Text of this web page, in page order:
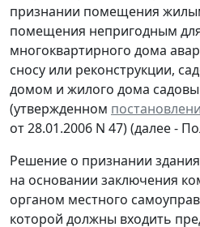
признании помещения
помещения непригодным
многоквартирного дома
сносу или реконструкции,
домом и жилого дома
(утвержденном
от 28.01.2006 N 47) (далее -
Решение о признании
на основании заключения
органом местного
которой должны входить